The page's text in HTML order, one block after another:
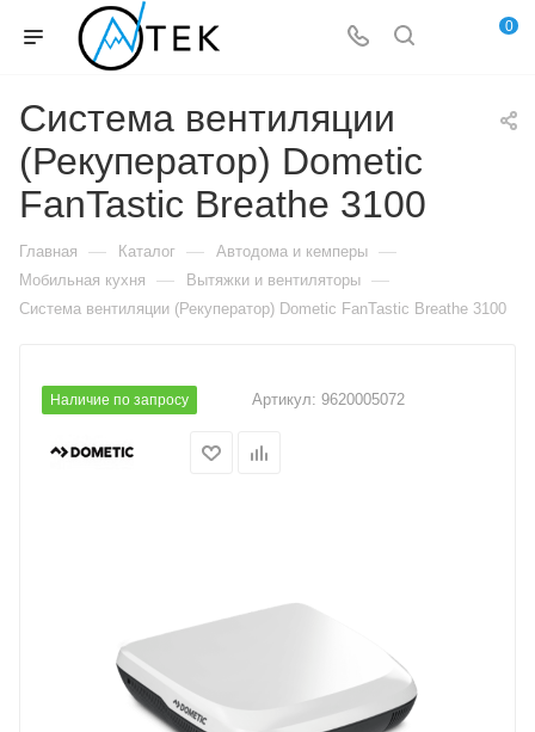
0
Система вентиляции
(Рекуператор) Dometic
FanTastic Breathe 3100
Главная — Каталог — Автодома и кемперы —
Мобильная кухня — Вытяжки и вентиляторы —
Система вентиляции (Рекуператор) Dometic FanTastic Breathe 3100
Наличие по запросу Артикул: 9620005072